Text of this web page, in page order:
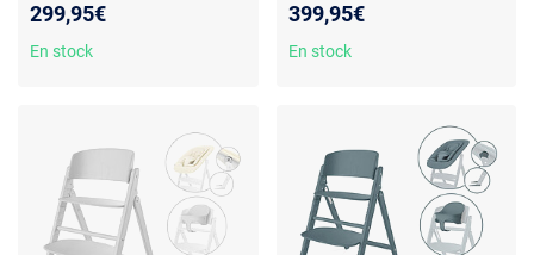
299,95€
En stock
399,95€
En stock